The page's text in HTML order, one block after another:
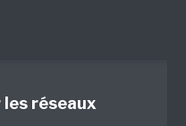
les réseaux